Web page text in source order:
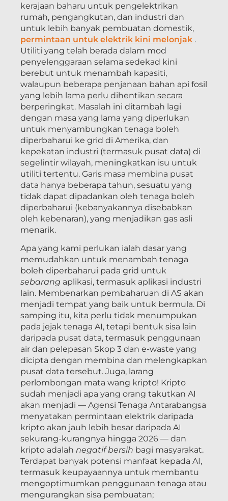
kerajaan baharu untuk pengelektrikan
rumah, pengangkutan, dan industri dan
untuk lebih banyak pembuatan domestik,
permintaan untuk elektrik kini melonjak .
Utiliti yang telah berada dalam mod
penyelenggaraan selama sedekad kini
berebut untuk menambah kapasiti,
walaupun beberapa penjanaan bahan api fosil
yang lebih lama perlu dihentikan secara
berperingkat. Masalah ini ditambah lagi
dengan masa yang lama yang diperlukan
untuk menyambungkan tenaga boleh
diperbaharui ke grid di Amerika, dan
kepekatan industri (termasuk pusat data) di
segelintir wilayah, meningkatkan isu untuk
utiliti tertentu. Garis masa membina pusat
data hanya beberapa tahun, sesuatu yang
tidak dapat dipadankan oleh tenaga boleh
diperbaharui (kebanyakannya disebabkan
oleh kebenaran), yang menjadikan gas asli
menarik.
Apa yang kami perlukan ialah dasar yang
memudahkan untuk menambah tenaga
boleh diperbaharui pada grid untuk
sebarang aplikasi, termasuk aplikasi industri
lain. Membenarkan pembaharuan di AS akan
menjadi tempat yang baik untuk bermula. Di
samping itu, kita perlu tidak menumpukan
pada jejak tenaga AI, tetapi bentuk sisa lain
daripada pusat data, termasuk penggunaan
air dan pelepasan Skop 3 dan e-waste yang
dicipta dengan membina dan melengkapkan
pusat data tersebut. Juga, larang
perlombongan mata wang kripto! Kripto
sudah menjadi apa yang orang takutkan AI
akan menjadi — Agensi Tenaga Antarabangsa
menyatakan permintaan elektrik daripada
kripto akan jauh lebih besar daripada AI
sekurang-kurangnya hingga 2026 — dan
kripto adalah negatif bersih bagi masyarakat.
Terdapat banyak potensi manfaat kepada AI,
termasuk keupayaannya untuk membantu
mengoptimumkan penggunaan tenaga atau
mengurangkan sisa pembuatan;